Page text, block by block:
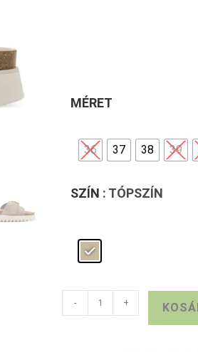
MÉRET
36 37 38 39
SZÍN : TÓPSZÍN
TAMARIS
utcai
- +